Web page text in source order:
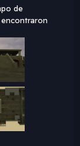
de
un mapa
AWP_, con